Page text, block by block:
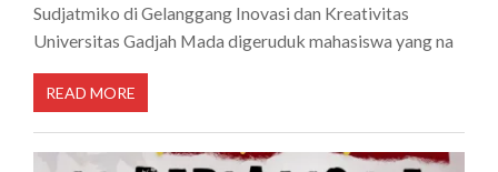
Sudjatmiko di Gelanggang Inovasi dan Kreativitas
Universitas Gadjah Mada digeruduk mahasiswa yang na
READ MORE